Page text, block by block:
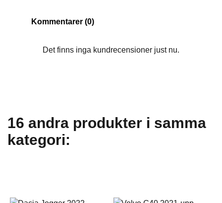
Kommentarer (0)
Det finns inga kundrecensioner just nu.
16 andra produkter i samma
kategori: